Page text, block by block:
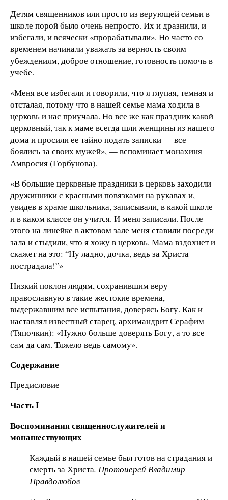
Детям священников или просто из верующей семьи в
школе порой было очень непросто. Их и дразнили, и
избегали, и всячески «прорабатывали». Но часто со
временем начинали уважать за верность своим
убеждениям, доброе отношение, готовность помочь в
учебе.
«Меня все избегали и говорили, что я глупая, темная и
отсталая, потому что в нашей семье мама ходила в
церковь и нас приучала. Но все же как праздник какой
церковный, так к маме всегда шли женщины из нашего
дома и просили ее тайно подать записки — все
боялись за своих мужей», — вспоминает монахиня
Амвросия (Горбунова).
«В большие церковные праздники в церковь заходили
дружинники с красными повязками на рукавах и,
увидев в храме школьника, записывали, в какой школе
и в каком классе он учится. И меня записали. После
этого на линейке в актовом зале меня ставили посреди
зала и стыдили, что я хожу в церковь. Мама вздохнет и
скажет на это: “Ну ладно, дочка, ведь за Христа
пострадала!”»
Низкий поклон людям, сохранившим веру
православную в такие жестокие времена,
выдержавшим все испытания, доверясь Богу. Как и
наставлял известный старец, архимандрит Серафим
(Тяпочкин): «Нужно больше доверять Богу, а то все
сам да сам. Тяжело ведь самому».
Содержание
Предисловие
Часть I
Воспоминания священнослужителей и
монашествующих
Каждый в нашей семье был готов на страдания и
смерть за Христа. Протоиерей Владимир
Правдолюбов